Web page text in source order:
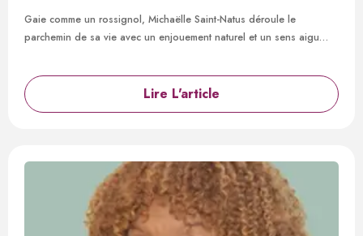
Gaie comme un rossignol, Michaëlle Saint-Natus déroule le
parchemin de sa vie avec un enjouement naturel et un sens aigu…
Lire L'article